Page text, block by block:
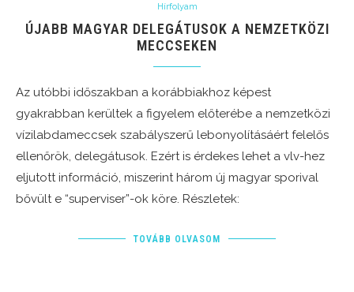
Hírfolyam
ÚJABB MAGYAR DELEGÁTUSOK A NEMZETKÖZI
MECCSEKEN
Az utóbbi időszakban a korábbiakhoz képest
gyakrabban kerültek a figyelem előterébe a nemzetközi
vízilabdameccsek szabályszerű lebonyolításáért felelős
ellenőrök, delegátusok. Ezért is érdekes lehet a vlv-hez
eljutott információ, miszerint három új magyar sporival
bővült e “superviser”-ok köre. Részletek:
TOVÁBB OLVASOM